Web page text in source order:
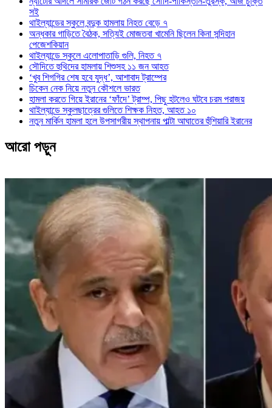
সই
থাইল্যান্ডের স্কুলে বন্দুক হামলায় নিহত বেড়ে ৭
অন্ধকার গাড়িতে বৈঠক, সত্যিই মোজতবা খামেনি ছিলেন কিনা সন্দিহান
পেজেশকিয়ান
থাইল্যান্ডে স্কুলে এলোপাতাড়ি গুলি, নিহত ৭
সৌদিতে হুথিদের হামলায় শিশুসহ ১১ জন আহত
‘খুব শিগগির শেষ হবে যুদ্ধ’, আশাবাদ ট্রাম্পের
চিকেন নেক নিয়ে নতুন কৌশলে ভারত
হামলা করতে গিয়ে ইরানের ‘ফাঁদে’ ট্রাম্প, পিছু হটলেও ঘটবে চরম পরাজয়
থাইল্যান্ডে স্কুলছাত্রের গুলিতে শিক্ষক নিহত, আহত ১০
নতুন মার্কিন হামলা হলে উপসাগরীয় স্থাপনায় পাল্টা আঘাতের হুঁশিয়ারি ইরানের
আরো পড়ুন